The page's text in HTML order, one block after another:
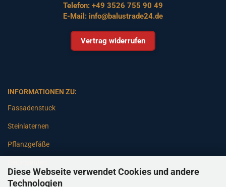
Diese Webseite verwendet Cookies und andere
Technologien
Telefon: +49 3526 755 90 49
E-Mail: info@balustrade24.de
Vertrag widerrufen
INFORMATIONEN ZU:
Fassadenstuck
Steinlaternen
Pflanzgefäße
Gartenbänke